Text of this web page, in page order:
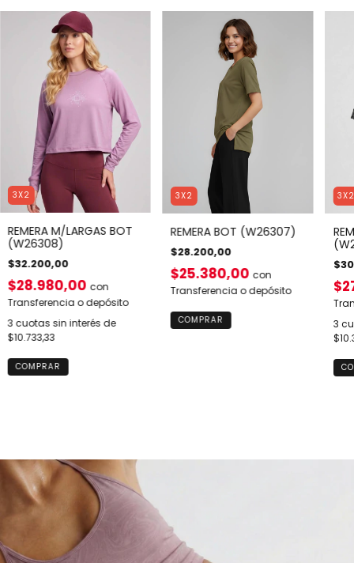
3X2
REMERA M/LARGAS BOT
(W26308)
$32.200,00
$28.980,00 con
Transferencia o depósito
3 cuotas sin interés de
$10.733,33
COMPRAR
3X2
REMERA BOT (W26307)
$28.200,00
$25.380,00 con
Transferencia o depósito
COMPRAR
3